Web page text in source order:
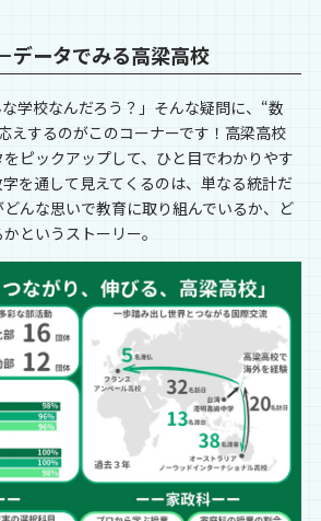
ータでみる高梁高校
な学校なんだろう？」そんな疑問に、“数
えするのがこのコーナーです！高梁高校
ピックアップして、ひと目でわかりやす
を通して見えてくるのは、単なる統計だ
んな思いで教育に取り組んでいるか、ど
というストーリー。